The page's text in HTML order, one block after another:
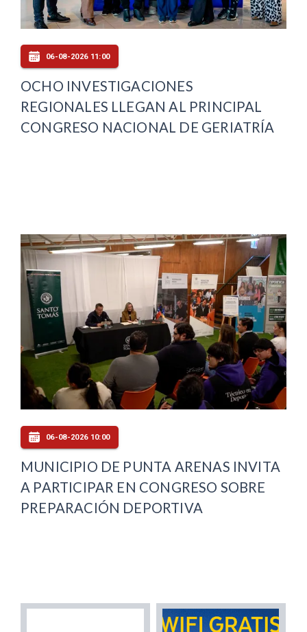
06-08-2026 11:00
OCHO INVESTIGACIONES
REGIONALES LLEGAN AL PRINCIPAL
CONGRESO NACIONAL DE GERIATRÍA
06-08-2026 10:00
MUNICIPIO DE PUNTA ARENAS INVITA
A PARTICIPAR EN CONGRESO SOBRE
PREPARACIÓN DEPORTIVA